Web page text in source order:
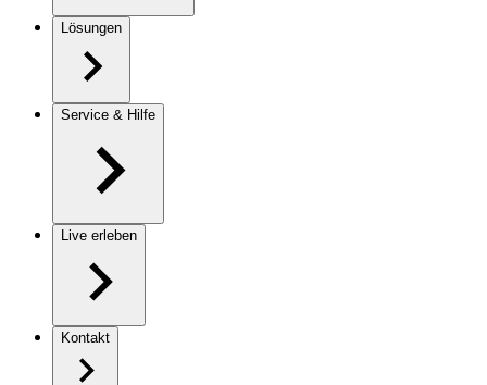
Lösungen
Service & Hilfe
Live erleben
Kontakt